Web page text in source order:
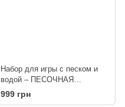
Набор для игры с песком и
водой – ПЕСОЧНАЯ
МЕЛЬНИЦА (машинка,
лопатка)
999 грн